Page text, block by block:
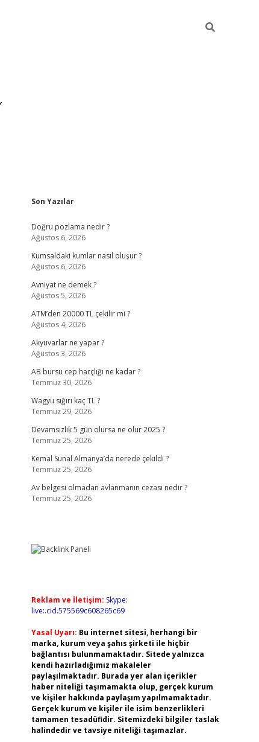
Sidebar
Son Yazılar
Doğru pozlama nedir ?
Ağustos 6, 2026
Kumsaldaki kumlar nasıl oluşur ?
Ağustos 6, 2026
Avniyat ne demek ?
Ağustos 5, 2026
ATM’den 20000 TL çekilir mi ?
Ağustos 4, 2026
Akyuvarlar ne yapar ?
Ağustos 3, 2026
AB bursu cep harçlığı ne kadar ?
Temmuz 30, 2026
Wagyu sığırı kaç TL ?
Temmuz 29, 2026
Devamsızlık 5 gün olursa ne olur 2025 ?
Temmuz 25, 2026
Kemal Sunal Almanya’da nerede çekildi ?
Temmuz 25, 2026
Av belgesi olmadan avlanmanın cezası nedir ?
Temmuz 25, 2026
Reklam ve İletişim: Skype:
live:.cid.575569c608265c69
Yasal Uyarı: Bu internet sitesi, herhangi bir
marka, kurum veya şahıs şirketi ile hiçbir
bağlantısı bulunmamaktadır. Sitede yalnızca
kendi hazırladığımız makaleler
paylaşılmaktadır. Burada yer alan içerikler
haber niteliği taşımamakta olup, gerçek kurum
ve kişiler hakkında paylaşım yapılmamaktadır.
Gerçek kurum ve kişiler ile isim benzerlikleri
tamamen tesadüfidir. Sitemizdeki bilgiler taslak
halindedir ve tavsiye niteliği taşımazlar.
hiltonbet yeni giriş